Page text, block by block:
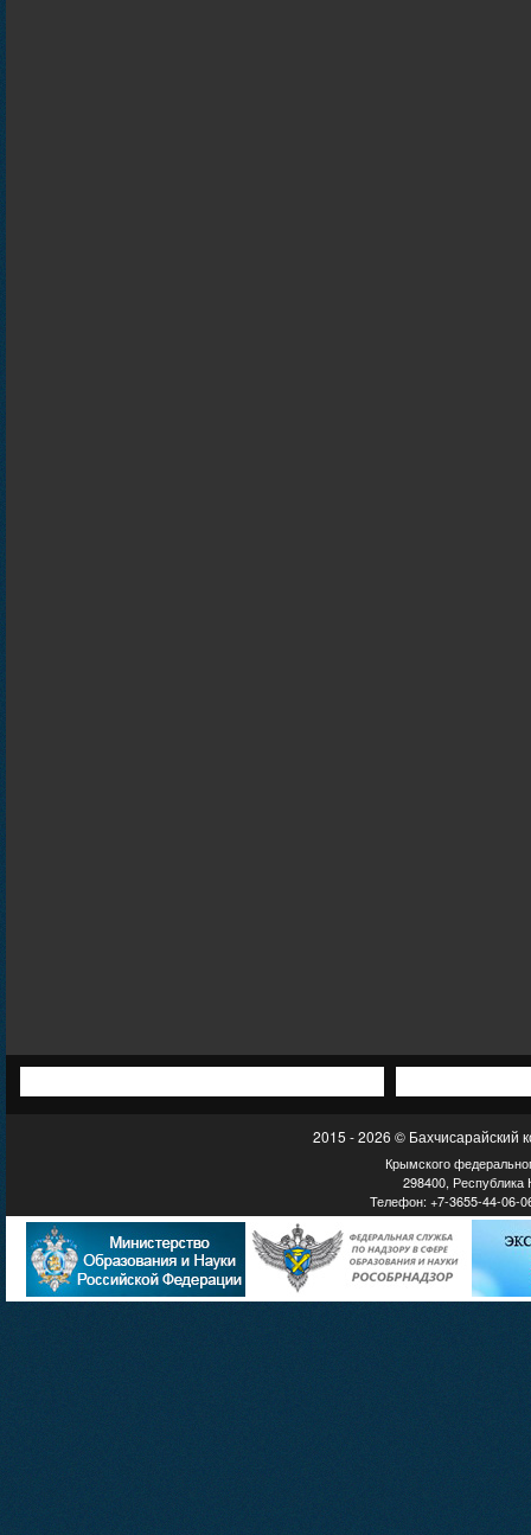
2015 - 2026 © Бахчисарайский
Крымского
298400, Республика
Телефон: +7-3655-44-06-